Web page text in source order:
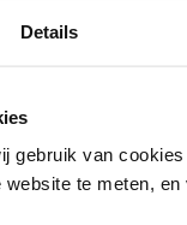
Details
gebruik van
te meten,